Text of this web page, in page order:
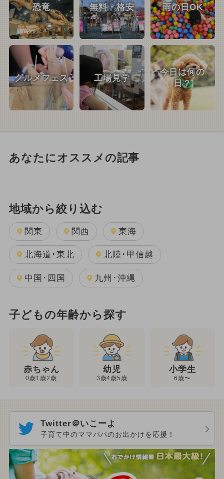
恐竜 無料・格安 雨の日OK
グルメフェス 工場見学
今日は何の
日？
あなたにオススメの記事
地域から絞り込む
関東 関西 東海
北海道･東北 北陸･甲信越
中国･四国 九州･沖縄
子どもの年齢から探す
赤ちゃん
0歳1歳2歳
幼児
3歳4歳5歳
小学生
6歳〜
Twitter＠いこーよ
子育て中のママパパのお出かけを応援！